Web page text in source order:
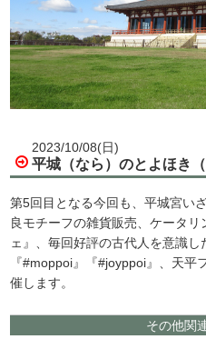
2023/10/08(日)
平城（なら）のとよほき（
第5回目となる今回も、平城宮い
良モチーフの雑貨販売、ケータ
ェ』、毎回好評の古代人を意識し
『#moppoi』『#joyppoi』、天平
催します。
その他関